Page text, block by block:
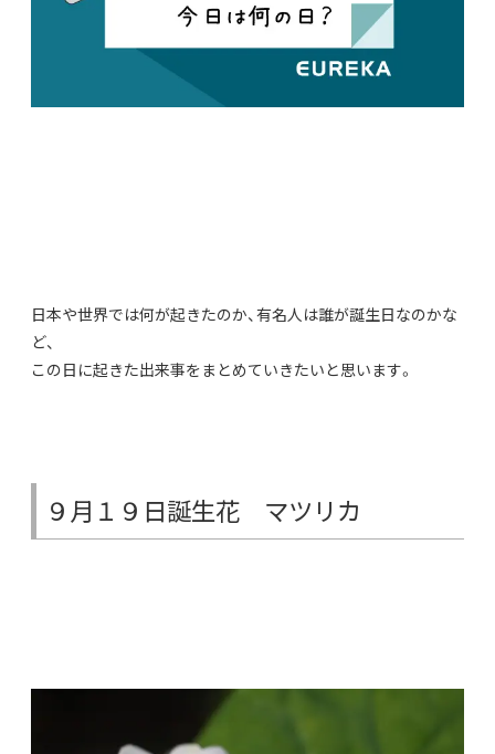
日本や世界では何が起きたのか、有名人は誰が誕生日なのかな
ど、
この日に起きた出来事をまとめていきたいと思います。
９月１９日誕生花 マツリカ